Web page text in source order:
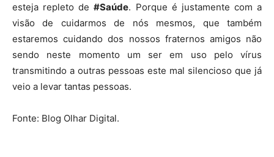
esteja repleto de#Saúde. Porque é justamente com a
visão de cuidarmos de nós mesmos, que também
estaremos cuidando dos nossos fraternos amigos não
sendo neste momento um ser em uso pelo vírus
transmitindo a outras pessoas este mal silencioso que já
veio a levar tantas pessoas.
Fonte: Blog Olhar Digital.